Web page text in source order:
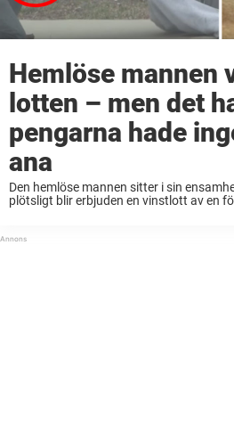
Hemlöse mannen
lotten – men det
pengarna hade
ana
Den hemlöse mannen sitter i sin
plötsligt blir erbjuden en vinstlott av en